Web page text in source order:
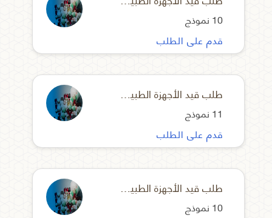
قدم على الطلب
10 نموذج
قدم على الطلب
طلب قيد الأجهزة الطبية المحلية بشهادات
11 نموذج
طلب قيد الأجهزة الطبية المحلية بدون شهادات
10 نموذج